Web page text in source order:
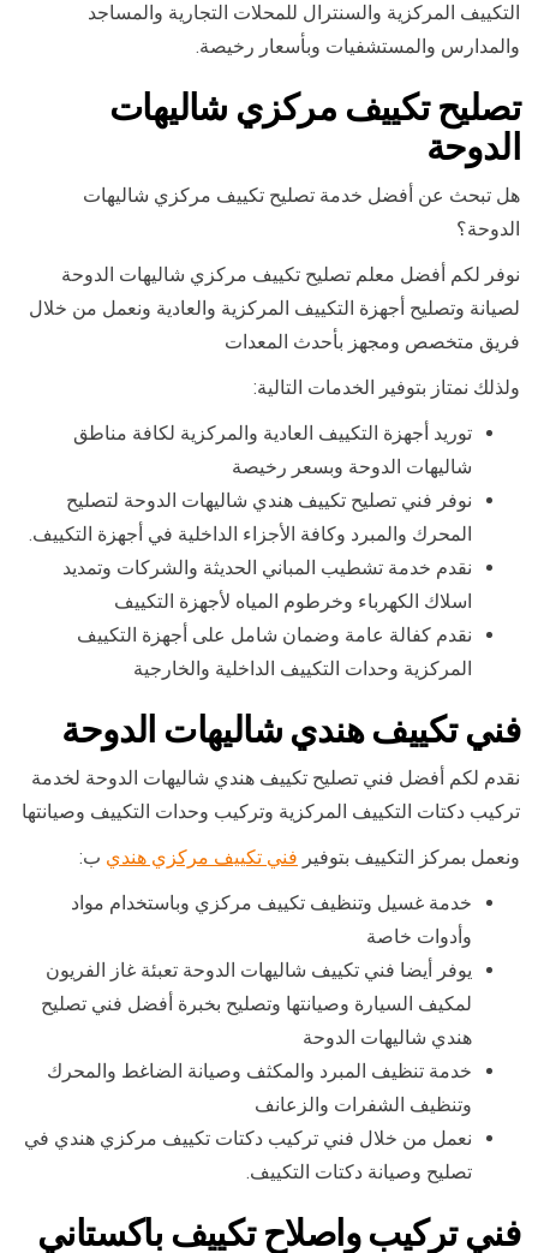
التكييف المركزية والسنترال للمحلات التجارية والمساجد
والمدارس والمستشفيات وبأسعار رخيصة.
تصليح تكييف مركزي شاليهات
الدوحة
هل تبحث عن أفضل خدمة تصليح تكييف مركزي شاليهات
الدوحة؟
نوفر لكم أفضل معلم تصليح تكييف مركزي شاليهات الدوحة
لصيانة وتصليح أجهزة التكييف المركزية والعادية ونعمل من خلال
فريق متخصص ومجهز بأحدث المعدات
ولذلك نمتاز بتوفير الخدمات التالية:
توريد أجهزة التكييف العادية والمركزية لكافة مناطق
شاليهات الدوحة وبسعر رخيصة
نوفر فني تصليح تكييف هندي شاليهات الدوحة لتصليح
المحرك والمبرد وكافة الأجزاء الداخلية في أجهزة التكييف.
نقدم خدمة تشطيب المباني الحديثة والشركات وتمديد
اسلاك الكهرباء وخرطوم المياه لأجهزة التكييف
نقدم كفالة عامة وضمان شامل على أجهزة التكييف
المركزية وحدات التكييف الداخلية والخارجية
فني تكييف هندي شاليهات الدوحة
نقدم لكم أفضل فني تصليح تكييف هندي شاليهات الدوحة لخدمة
تركيب دكتات التكييف المركزية وتركيب وحدات التكييف وصيانتها
ونعمل بمركز التكييف بتوفير فني تكييف مركزي هندي ب:
خدمة غسيل وتنظيف تكييف مركزي وباستخدام مواد
وأدوات خاصة
يوفر أيضا فني تكييف شاليهات الدوحة تعبئة غاز الفريون
لمكيف السيارة وصيانتها وتصليح بخبرة أفضل فني تصليح
هندي شاليهات الدوحة
خدمة تنظيف المبرد والمكثف وصيانة الضاغط والمحرك
وتنظيف الشفرات والزعانف
نعمل من خلال فني تركيب دكتات تكييف مركزي هندي في
تصليح وصيانة دكتات التكييف.
فني تركيب واصلاح تكييف باكستاني